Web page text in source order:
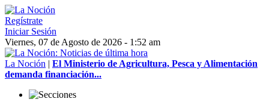
Regístrate
Iniciar Sesión
Viernes, 07 de Agosto de 2026 - 1:52 am
La Noción | El Ministerio de Agricultura, Pesca y Alimentación
demanda financiación...